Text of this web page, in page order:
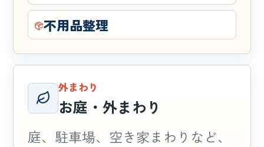
不用品整理
外まわり
お庭・外まわり
庭、駐車場、空き家まわりなど、